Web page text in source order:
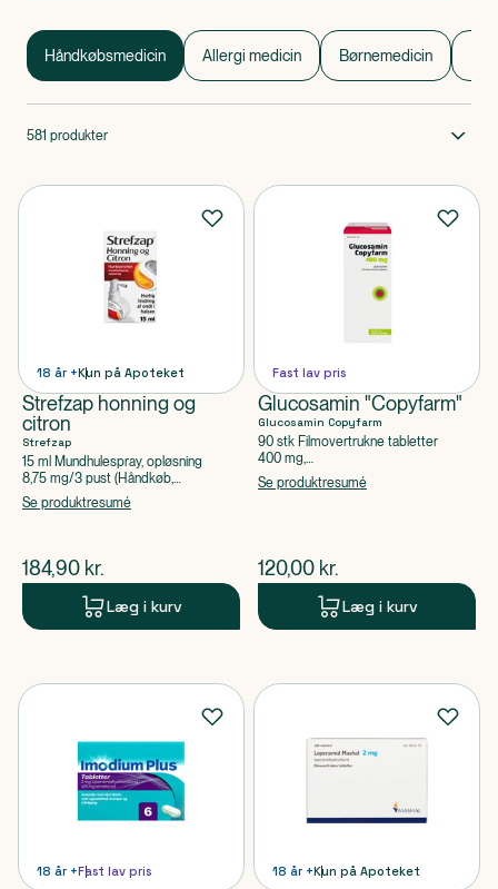
måske ligetil, men der er faktisk meget at være opmærksom
på. For selvom medicinen er uden recept, er den ikke uden
børn over 15 år?
Håndkøbsmedicin
Håndkøbsmedicin Allergi medicin Børnemedicin
Håndkøbsmedicin 1 af 0
581 produkter
18 år +Kun på Apoteket
Strefzap honning og
citron
Strefzap
15 ml Mundhulespray, opløsning
8,75 mg/3 pust (Håndkøb,
apoteksforbeholdt), Flurbiprofen
Se produktresumé
$nuværende pris
184,90 kr.
Læg i kurv
Fast lav pris
Glucosamin "Copyfarm"
Glucosamin Copyfarm
90 stk Filmovertrukne tabletter
400 mg,
Glucosaminsulfatkaliumchlorid
Se produktresumé
$nuværende pris
120,00 kr.
Læg i kurv
18 år +Fast lav pris 18 år +Kun på Apoteket